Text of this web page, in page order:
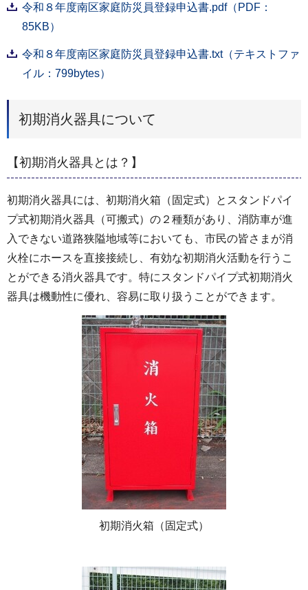
令和８年度南区家庭防災員登録申込書.pdf（PDF：
85KB）
令和８年度南区家庭防災員登録申込書.txt（テキストファ
イル：799bytes）
初期消火器具について
【初期消火器具とは？】
初期消火器具には、初期消火箱（固定式）とスタンドパイ
プ式初期消火器具（可搬式）の２種類があり、消防車が進
入できない道路狭隘地域等においても、市民の皆さまが消
火栓にホースを直接接続し、有効な初期消火活動を行うこ
とができる消火器具です。特にスタンドパイプ式初期消火
器具は機動性に優れ、容易に取り扱うことができます。
初期消火箱（固定式）